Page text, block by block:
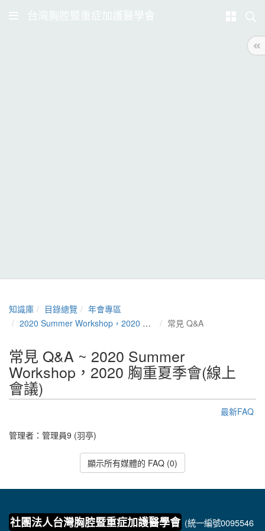
台灣胸腔暨重症加護醫學會
知識庫 目錄總覽
年會專區
2020 Summer Workshop，2020 胸重夏季會(線上會議)
常見 Q&A
常見 Q&A ~ 2020 Summer
Workshop，2020 胸重夏季會(線上
會議)
最新FAQ
管理者： 管理員9 (羽亭)
顯示所有媒體的 FAQ (0)
社團法人台灣胸腔暨重症加護醫學會 (統一編號0095546